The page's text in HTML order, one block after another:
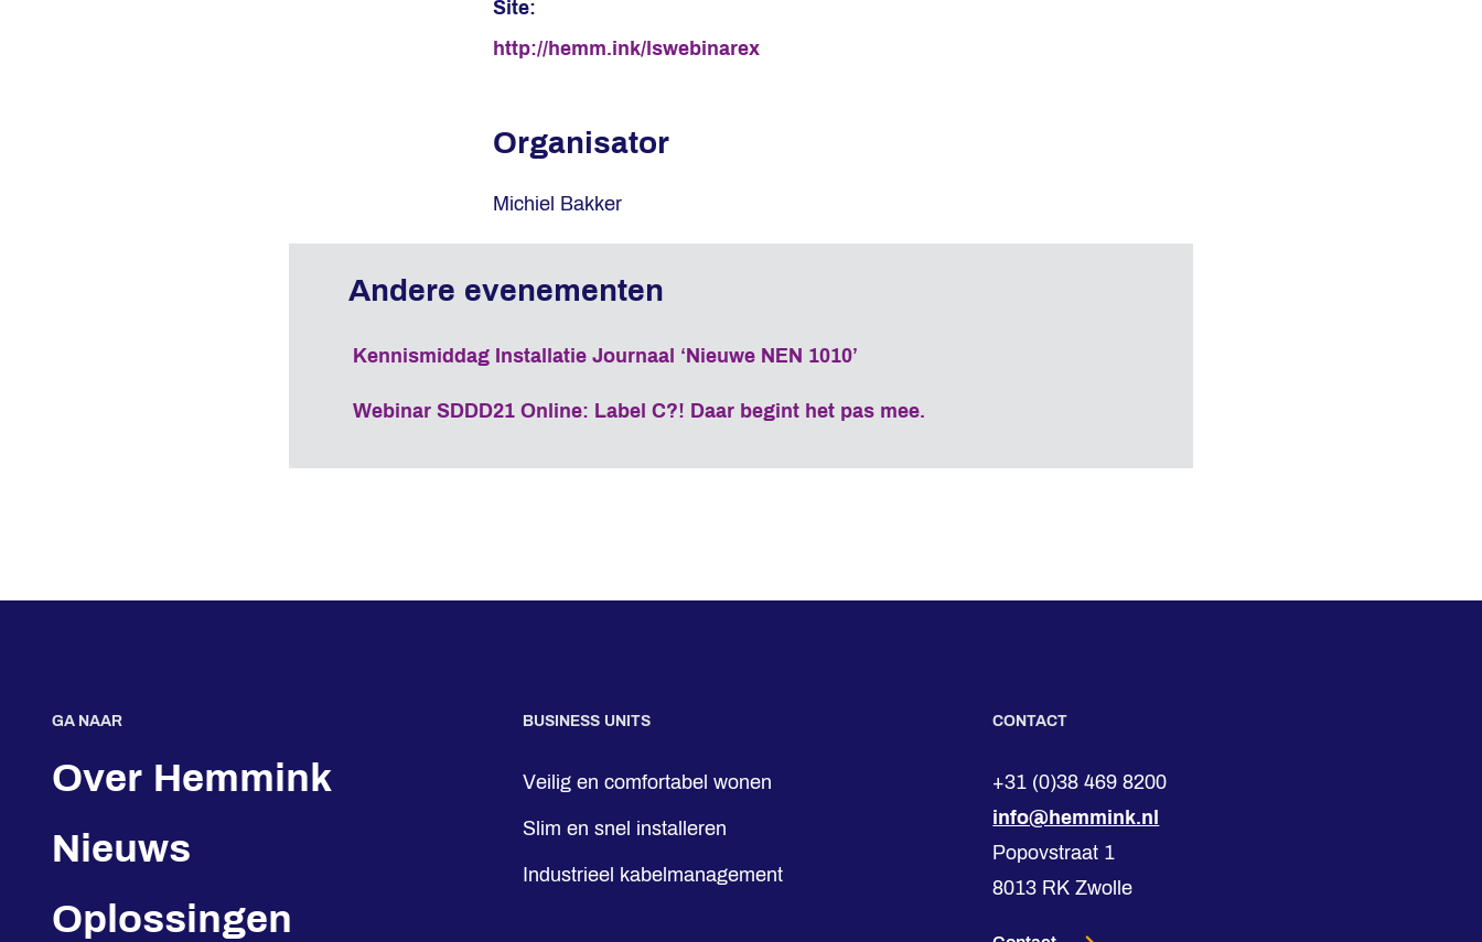
Site:
http://hemm.ink/lswebinarex
Organisator
Michiel Bakker
Kennismiddag Installatie Journaal ‘Nieuwe NEN 1010’
Webinar SDDD21 Online: Label C?! Daar begint het pas mee.
GA NAAR
Over Hemmink
Nieuws
Oplossingen
BUSINESS UNITS
Veilig en comfortabel wonen
Slim en snel installeren
Industrieel kabelmanagement
CONTACT
+31 (0)38 469 8200
info@hemmink.nl
Popovstraat 1
8013 RK Zwolle